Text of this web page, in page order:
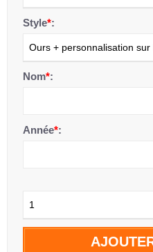
Style*:
Ours + personnalisation sur
Nom*:
Année*:
1